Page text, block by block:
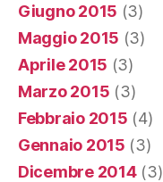
Giugno 2015 (3)
Maggio 2015 (3)
Aprile 2015 (3)
Marzo 2015 (3)
Febbraio 2015 (4)
Gennaio 2015 (3)
Dicembre 2014(3)